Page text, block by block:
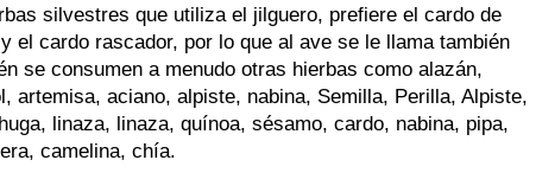
silvestres que utiliza el jilguero, prefiere el cardo de
el cardo rascador, por lo que al ave se le llama también
se consumen a menudo otras hierbas como alazán,
artemisa, aciano, alpiste, nabina, Semilla, Perilla, Alpiste,
linaza, linaza, quínoa, sésamo, cardo, nabina, pipa,
camelina, chía.